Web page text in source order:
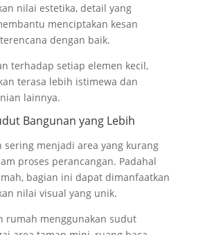
nilai estetika, detail yang
menciptakan kesan
dengan baik.
terhadap setiap elemen kecil,
terasa lebih istimewa dan
lainnya.
Bangunan yang Lebih
sering menjadi area yang kurang
proses perancangan. Padahal
bagian ini dapat dimanfaatkan
nilai visual yang unik.
rumah menggunakan sudut